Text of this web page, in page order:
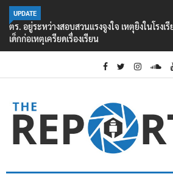
UPDATE
ตร. อยู่ระหว่างสอบสวนแรงจูงใจ เหตุยิงในโรง
เด็กก่อเหตุเครียดเรื่องเรียน